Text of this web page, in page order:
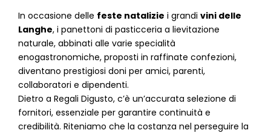
In occasione delle feste natalizie i grandi vini delle
Langhe, i panettoni di pasticceria a lievitazione
naturale, abbinati alle varie specialità
enogastronomiche, proposti in raffinate confezioni,
diventano prestigiosi doni per amici, parenti,
collaboratori e dipendenti.
Dietro a Regali Digusto, c’è un’accurata selezione di
fornitori, essenziale per garantire continuità e
credibilità. Riteniamo che la costanza nel perseguire la